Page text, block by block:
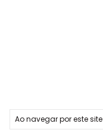
Ao navegar por este site